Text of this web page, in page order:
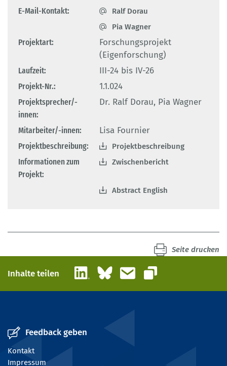
E-Mail-Kontakt:
Ralf Dorau
Pia Wagner
Projektart:
Forschungsprojekt
(Eigenforschung)
Laufzeit:
III-24 bis IV-26
Projekt-Nr.:
1.1.024
Projektsprecher/-
innen:
Dr. Ralf Dorau, Pia Wagner
Mitarbeiter/-innen:
Lisa Fournier
Projektbeschreibung:
Projektbeschreibung
Informationen zum
Projekt:
Zwischenbericht
Abstract English
Seite drucken
Inhalte teilen LinkedInBlueskyE-Mail
Link kopieren
Feedback geben
Kontakt
Impressum